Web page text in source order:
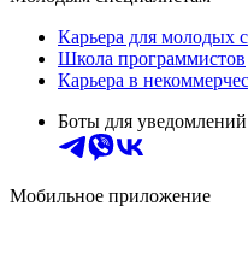
Карьера для молодых
Школа программистов
Карьера в
Боты для уведомлений
Мобильное приложение